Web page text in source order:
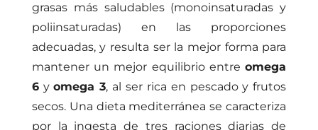
grasas más saludables (monoinsaturadas y
poliinsaturadas) en las proporciones
adecuadas, y resulta ser la mejor forma para
mantener un mejor equilibrio entreomega
6yomega 3, al ser rica en pescado y frutos
secos. Una dieta mediterránea se caracteriza
por la ingesta de tres raciones diarias de